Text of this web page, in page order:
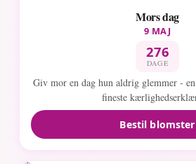
Mors dag
9 MAJ
276
DAGE
Giv mor en dag hun aldrig glemmer -
fineste
Bestil blomster